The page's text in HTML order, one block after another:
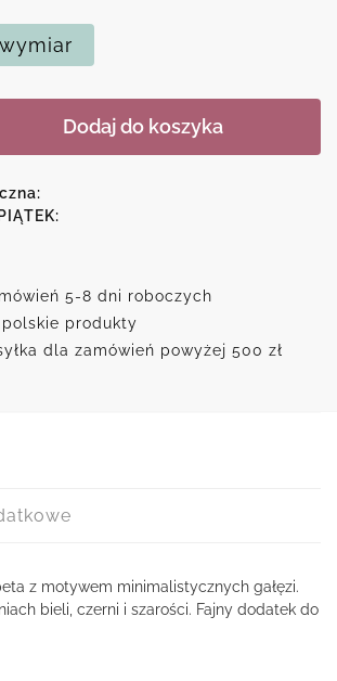
Dodaj do koszyka
5-8 dni roboczych
produkty
dla zamówień powyżej 500 zł
z motywem minimalistycznych gałęzi.
bieli, czerni i szarości. Fajny dodatek do